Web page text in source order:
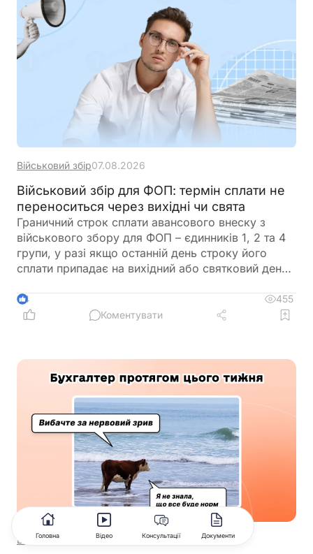
автоматично сформує для неї цифровий профіль
на підставі отриманої інформації
Військовий збір07.08.2026
Військовий збір для ФОП: термін сплати не
переноситься через вихідні чи свята
Граничний строк сплати авансового внеску з
військового збору для ФОП – єдинників 1, 2 та 4
групи, у разі якщо останній день строку його
сплати припадає на вихідний або святковий день,
за вихідним або святковим днем
4
455
Коментувати
Вечірній бухгалтер07.08.2026
Головна Відео Консультації Документи